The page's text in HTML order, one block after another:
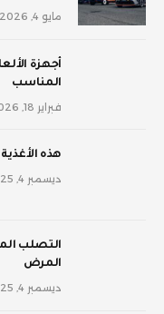
مايو 4, 2026
أجهزة
المناسب
فبراير 18, 2026
‫هذه
ديسمبر 4, 2025
‫التصلب
المرض
ديسمبر 4, 2025